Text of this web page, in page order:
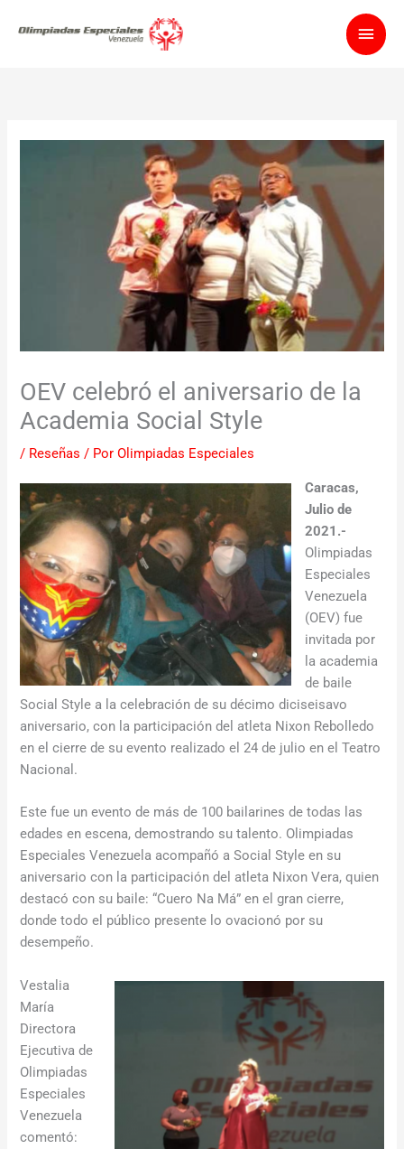
OEV celebró el aniversario de la
Academia Social Style
/ Reseñas / PorOlimpiadas Especiales
Caracas,
Julio de
2021.-
Olimpiadas
Especiales
Venezuela
(OEV) fue
invitada por
la academia
de baile
Social Style a la celebración de su décimo diciseisavo
aniversario, con la participación del atleta Nixon Rebolledo
en el cierre de su evento realizado el 24 de julio en el Teatro
Nacional.
Este fue un evento de más de 100 bailarines de todas las
edades en escena, demostrando su talento. Olimpiadas
Especiales Venezuela acompañó a Social Style en su
aniversario con la participación del atleta Nixon Vera, quien
destacó con su baile: “Cuero Na Má” en el gran cierre,
donde todo el público presente lo ovacionó por su
desempeño.
Vestalia
María
Directora
Ejecutiva de
Olimpiadas
Especiales
Venezuela
comentó: